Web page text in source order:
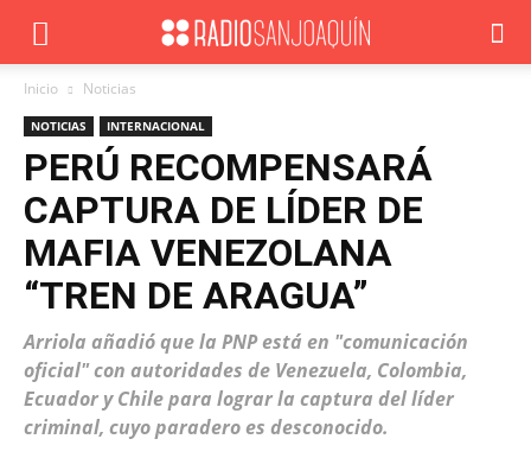
Inicio Noticias
NOTICIAS INTERNACIONAL
PERÚ RECOMPENSARÁ
CAPTURA DE LÍDER DE
MAFIA VENEZOLANA
“TREN DE ARAGUA”
Arriola añadió que la PNP está en "comunicación
oficial" con autoridades de Venezuela, Colombia,
Ecuador y Chile para lograr la captura del líder
criminal, cuyo paradero es desconocido.